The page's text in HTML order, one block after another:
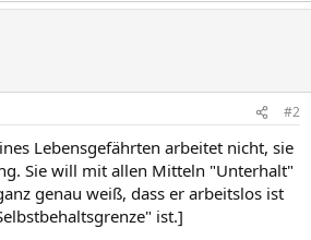
#2
Lebensgefährten arbeitet nicht, sie
Sie will mit allen Mitteln "Unterhalt"
genau weiß, dass er arbeitslos ist
ist.]